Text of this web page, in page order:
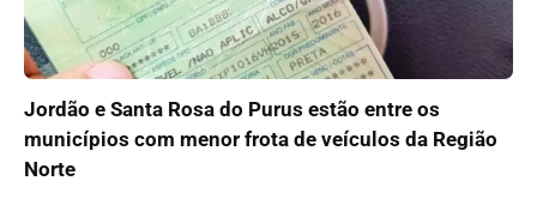
Jordão e Santa Rosa do Purus estão entre os
municípios com menor frota de veículos da Região
Norte